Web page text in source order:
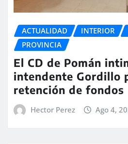
ACTUALIDAD INTERIOR
PROVINCIA
El CD de Pomán
intendente Gordillo
retención de fondos
Hector Perez Ago 4,